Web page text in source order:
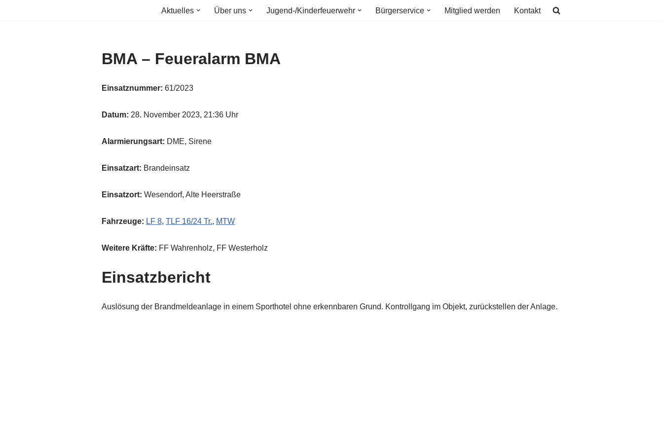
Aktuelles Über uns Jugend-/Kinderfeuerwehr Bürgerservice Mitglied werden Kontakt
BMA – Feueralarm BMA
Einsatznummer: 61/2023
Datum: 28. November 2023, 21:36 Uhr
Alarmierungsart: DME, Sirene
Einsatzart: Brandeinsatz
Einsatzort: Wesendorf, Alte Heerstraße
Fahrzeuge: LF 8,TLF 16/24 Tr., MTW
Weitere Kräfte: FF Wahrenholz, FF Westerholz
Einsatzbericht
Auslösung der Brandmeldeanlage in einem Sporthotel ohne erkennbaren Grund. Kontrollgang im Objekt, zurückstellen der Anlage.